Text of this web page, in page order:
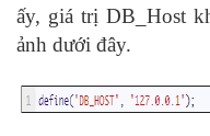
ấy, giá trị DB_Host
ảnh dưới đây.